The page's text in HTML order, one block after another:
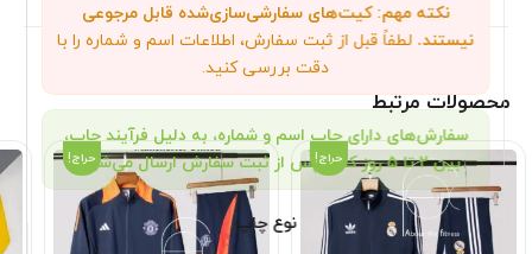
نکته مهم: کیت‌های سفارشی‌سازی‌شده قابل مرجوعی
نیستند. لطفاً قبل از ثبت سفارش، اطلاعات اسم و شماره را با
دقت بررسی کنید.
سفارش‌های دارای چاپ اسم و شماره، به دلیل فرآیند چاپ،
بین ۲ تا ۵ روز کاری پس از ثبت سفارش ارسال می‌شوند.
نوع چاپ
محصولات مرتبط
حراج! حراج!